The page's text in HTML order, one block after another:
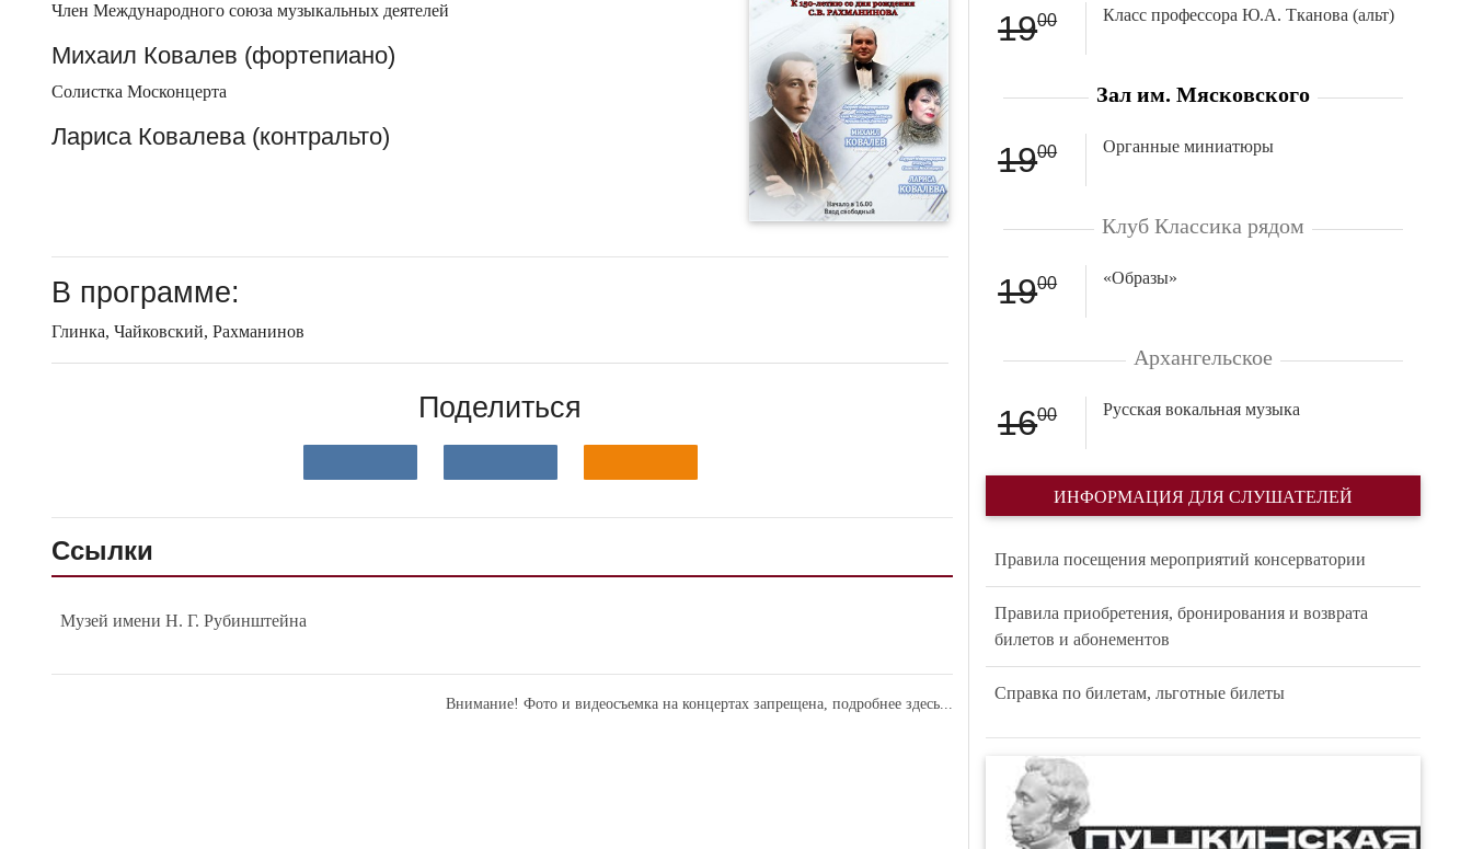
Член Международного союза музыкальных деятелей
Михаил Ковалев (фортепиано)
Солистка Москонцерта
Лариса Ковалева (контральто)
В программе:
Глинка, Чайковский, Рахманинов
Поделиться
Ссылки
Музей имени Н. Г. Рубинштейна
Внимание! Фото и видеосъемка на концертах запрещена,подробнее здесь...
1900 Класс профессора Ю.А. Тканова (альт)
Зал им. Мясковского
1900 Органные миниатюры
Клуб Классика рядом
1900 «Образы»
Архангельское
1600 Русская вокальная музыка
ИНФОРМАЦИЯ ДЛЯ СЛУШАТЕЛЕЙ
Правила посещения мероприятий консерватории
Правила приобретения, бронирования и возврата
билетов и абонементов
Справка по билетам, льготные билеты